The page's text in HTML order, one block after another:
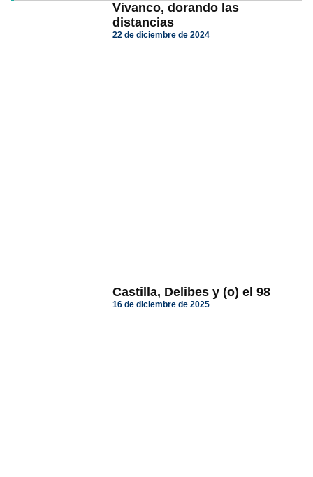
Vivanco, dorando las
distancias
22 de diciembre de 2024
Castilla, Delibes y (o) el 98
16 de diciembre de 2025